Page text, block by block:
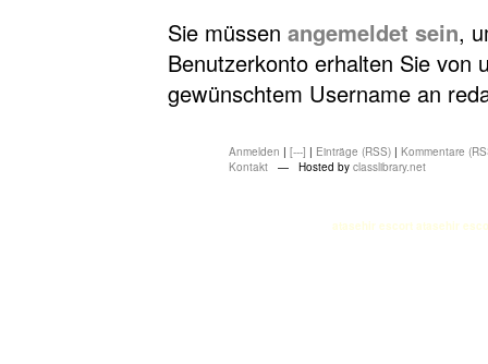
Sie müssen angemeldet sein,
Benutzerkonto erhalten Sie von
gewünschtem Username an
Anmelden | [---] | Einträge (RSS) | Kommentare
Kontakt — Hosted by classlibrary.net
atasehir escort atasehir